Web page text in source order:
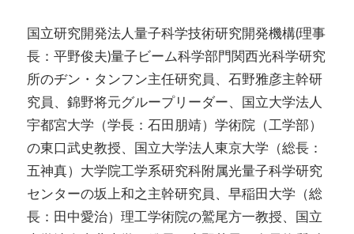
国立研究開発法人量子科学技術研究開発機構(理事
長：平野俊夫)量子ビーム科学部門関西光科学研究
所のヂン・タンフン主任研究員、石野雅彦主幹研
究員、錦野将元グループリーダー、国立大学法人
宇都宮大学（学長：石田朋靖）学術院（工学部）
の東口武史教授、国立大学法人東京大学（総長：
五神真）大学院工学系研究科附属光量子科学研究
センターの坂上和之主幹研究員、早稲田大学（総
長：田中愛治）理工学術院の鷲尾方一教授、国立